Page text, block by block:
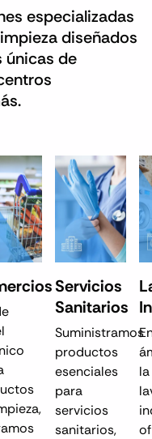
especializadas
diseñados
únicas de
Servicios
Sanitarios
Suministramos
productos
esenciales
para
servicios
sanitarios,
la